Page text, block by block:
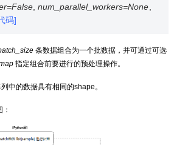
=False ,num_parallel_workers=None
码]
条数据组合为一个批数据，并可通过可选
指定组合前要进行的预处理操作。
中的数据具有相同的shape。